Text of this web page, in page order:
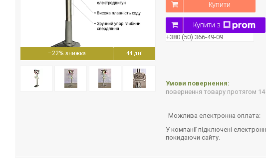
–22% 44 дні
Купити
Купити з
+380 (50) 366-49-09
повернення товару протягом
У компанії підключені
покидаючи сайту.